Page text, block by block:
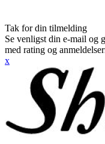
Tak for din tilmelding
Se venligst din e-mail og
med rating og
x